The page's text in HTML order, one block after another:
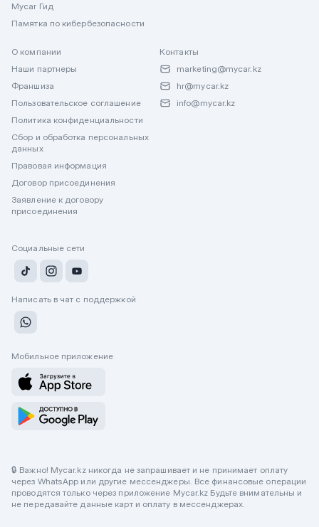
Mycar Гид
Памятка по кибербезопасности
О компании
Наши партнеры
Франшиза
Пользовательское соглашение
Политика конфиденциальности
Сбор и обработка персональных
данных
Правовая информация
Договор присоединения
Заявление к договору
присоединения
Контакты
marketing@mycar.kz
hr@mycar.kz
info@mycar.kz
Социальные сети
Написать в чат с поддержкой
Мобильное приложение
🔒 Важно! Mycar.kz никогда не запрашивает и не принимает оплату
через WhatsApp или другие мессенджеры. Все финансовые операции
проводятся только через приложение Mycar.kz Будьте внимательны и
не передавайте данные карт и оплату в мессенджерах.